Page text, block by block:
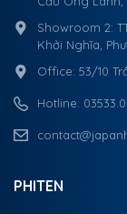
Showroom 2:
Khởi Nghĩa,
Office: 53/10
Hotline:
PHITEN